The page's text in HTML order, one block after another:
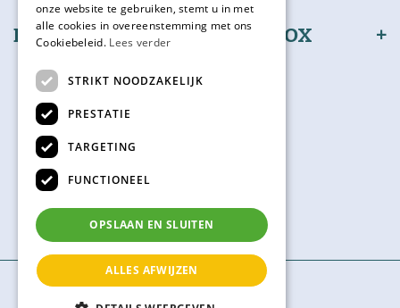
Bestel en betaal veilig bijSTOX
Volg ons
Check hier je saldo
onze website te gebruiken, stemt u in met
alle cookies in overeenstemming met ons
Cookiebeleid. Lees verder
STRIKT NOODZAKELIJK
PRESTATIE
TARGETING
FUNCTIONEEL
OPSLAAN EN SLUITEN
ALLES AFWIJZEN